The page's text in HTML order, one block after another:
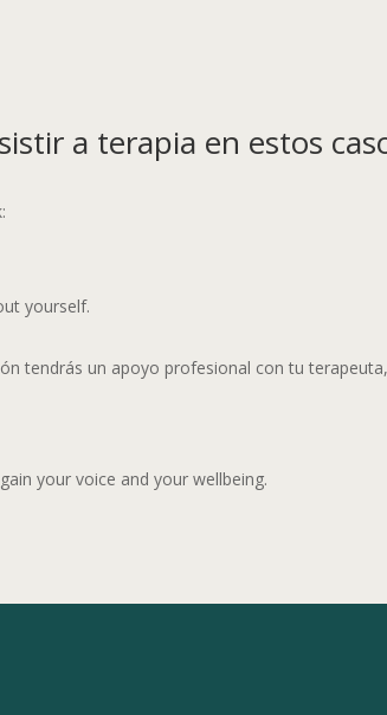
a terapia en estos
yourself.
tendrás un apoyo profesional con tu
your voice and your wellbeing.